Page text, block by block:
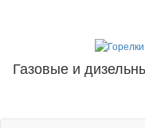
Газовые и